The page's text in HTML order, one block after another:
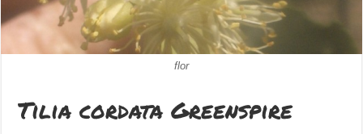
flor
Tilia cordata Greenspire